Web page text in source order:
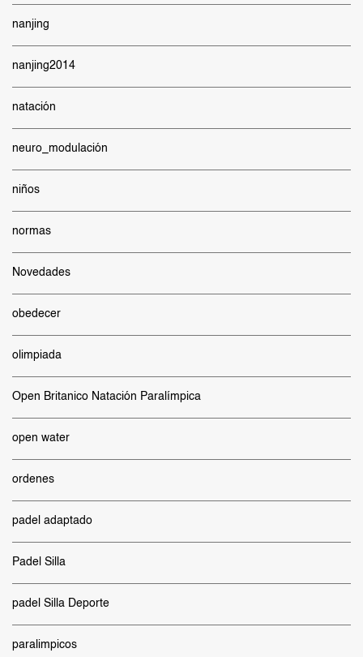
nanjing
nanjing2014
natación
neuro_modulación
niños
normas
Novedades
obedecer
olimpiada
Open Britanico Natación Paralímpica
open water
ordenes
padel adaptado
Padel Silla
padel Silla Deporte
paralimpicos